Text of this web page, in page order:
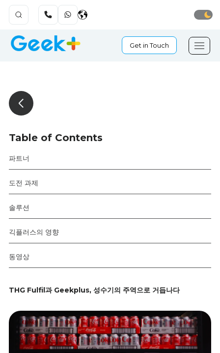
Get in Touch
Table of Contents
파트너
도전 과제
솔루션
긱플러스의 영향
동영상
THG Fulfil과 Geekplus, 성수기의 주역으로 거듭나다